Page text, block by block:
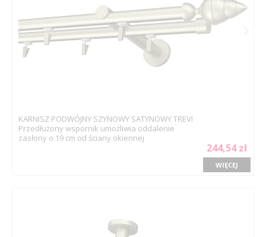
KARNISZ PODWÓJNY SZYNOWY SATYNOWY TREVI
Przedłużony wspornik umożliwia oddalenie
zasłony o 19 cm od ściany okiennej
244,54 zł
WIĘCEJ